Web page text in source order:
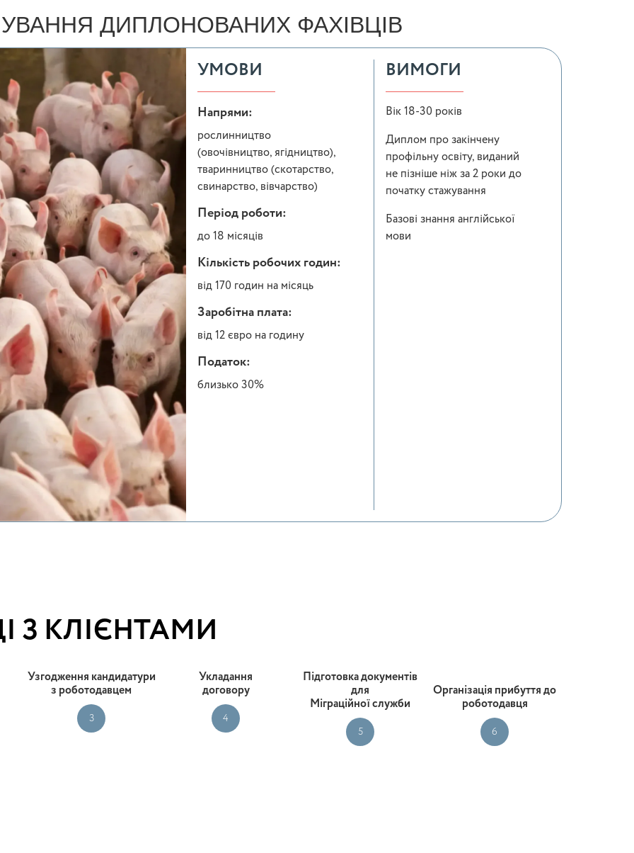
ДИПЛОНОВАНИХ ФАХІВЦІВ
УМОВИ
Напрями:
рослинництво
(овочівництво, ягідництво),
тваринництво (скотарство,
свинарство, вівчарство)
Період роботи:
до 18 місяців
Кількість робочих годин:
від 170 годин на місяць
Заробітна плата:
від 12 євро на годину
Податок:
близько 30%
ВИМОГИ
Вік 18-30 років
Диплом про закінчену
профільну освіту, виданий
не пізніше ніж за 2 роки до
початку стажування
Базові знання англійської
мови
З КЛІЄНТАМИ
Узгодження кандидатури
з роботодавцем
3
Укладання
договору
4
Підготовка документів
для
Міграційної служби
5
Організація прибуття до
роботодавця
6